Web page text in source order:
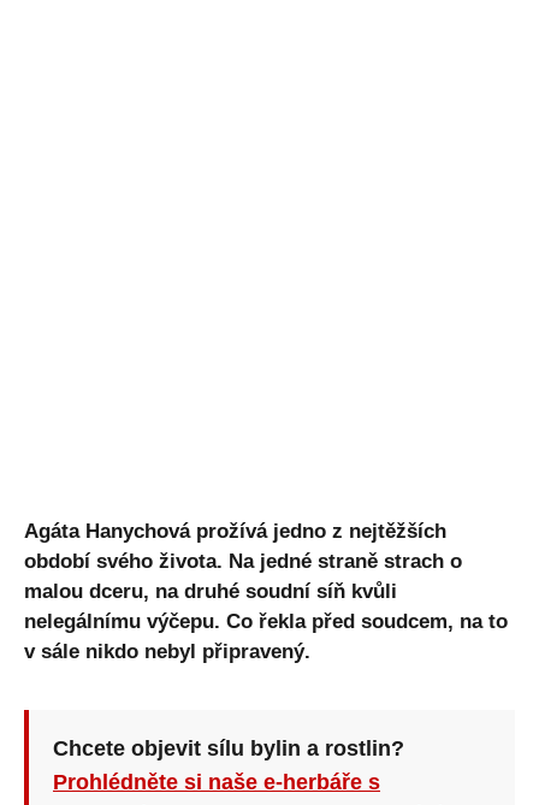
Agáta Hanychová prožívá jedno z nejtěžších
období svého života. Na jedné straně strach o
malou dceru, na druhé soudní síň kvůli
nelegálnímu výčepu. Co řekla před soudcem, na to
v sále nikdo nebyl připravený.
Chcete objevit sílu bylin a rostlin?
Prohlédněte si naše e-herbáře s